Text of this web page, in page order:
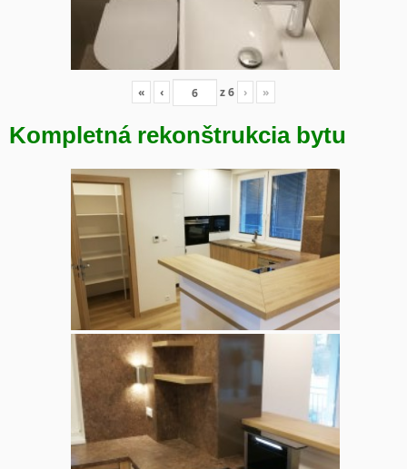
« ‹ z6 › »
Kompletná rekonštrukcia bytu